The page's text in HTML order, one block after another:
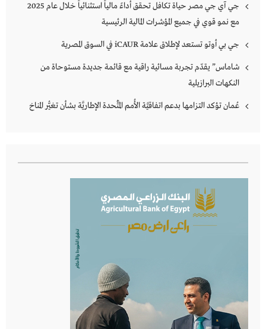
جي آي جي مصر حياة تكافل تحقق أداءً مالياً استثنائياً خلال عام 2025
مع نمو قوي في جميع المؤشرات المالية الرئيسية
جي بي أوتو تستعد لإطلاق علامة iCAUR في السوق المصرية
شاماس” يقدّم تجربة مسائية راقية مع قائمة جديدة مستوحاة من
النكهات البرازيلية
عُمان تؤكد التزامها بدعم اتفاقيَّة الأُمم المُتَّحدة الإطاريَّة بشأن تغيُّر المناخ